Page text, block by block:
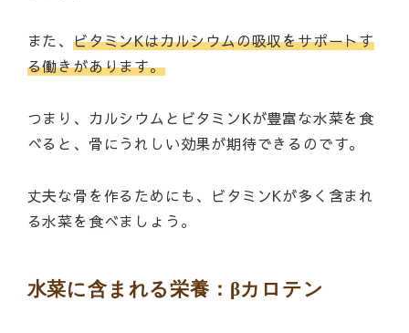
また、 ビタミンKはカルシウムの吸収をサポートす
る働きがあります。
つまり、カルシウムとビタミンKが豊富な水菜を食
べると、骨にうれしい効果が期待できるのです。
丈夫な骨を作るためにも、ビタミンKが多く含まれ
る水菜を食べましょう。
水菜に含まれる栄養：βカロテン